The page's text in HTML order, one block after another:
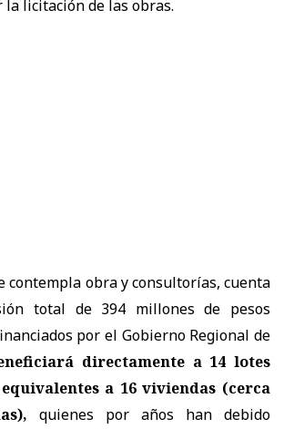
licitación de las obras.
contempla obra y consultorías, cuenta
total de 394 millones de pesos
por el Gobierno Regional de
directamente a 14 lotes
a 16 viviendas (cerca
quienes por años han debido